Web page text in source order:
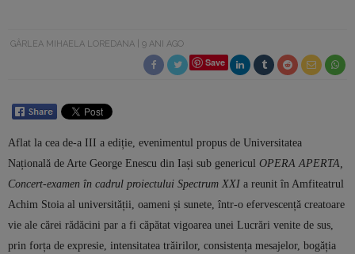
GÂRLEA MIHAELA LOREDANA 9 ANI AGO
Save
Aflat la cea de-a III a ediție, evenimentul propus de Universitatea
Națională de Arte George Enescu din Iași sub genericul OPERA APERTA,
Concert-examen în cadrul proiectului Spectrum XXI a reunit în Amfiteatrul
Achim Stoia al universității, oameni și sunete, într-o efervescență creatoare
vie ale cărei rădăcini par a fi căpătat vigoarea unei Lucrări venite de sus,
prin forța de expresie, intensitatea trăirilor, consistența mesajelor, bogăția